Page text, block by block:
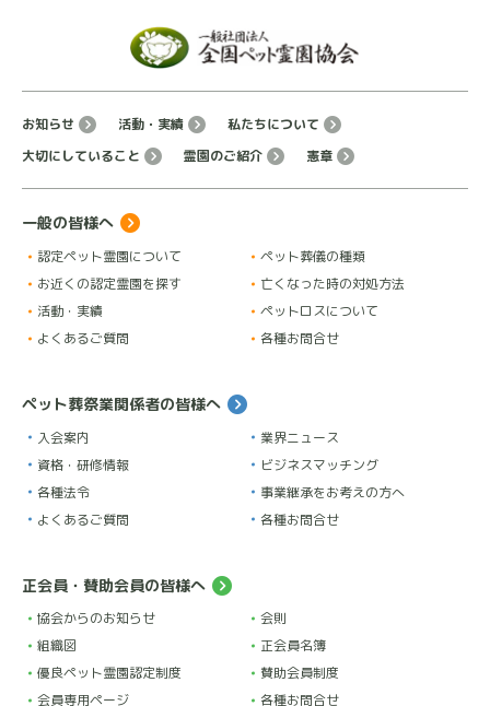
佐野良太郎
★★★★★
3 か月前
とても親切で優しい住職とスタッフさんで電話での対
応も分かりやすく丁寧で
素晴らしい火葬を済ませることが出来ました。お骨も
持ち帰る為の骨壷も用意してあり大変満足致しまし
た。
住職はじめスタッフの皆様ありがとうございました。
山梨県から来ました。
モカ
1 か月前
大好きな家族の一員である初めての愛犬が亡くなり茫
親切で優しい心遣いと丁寧な対応がありがたかったで
す。
人と同じように丁寧な、お経をあげて下さり家族全員
でお骨を拾う事ができ
お知らせ 活動・実績
私たちについて
大切にしていること
霊園のご紹介 憲章
一般の皆様へ
認定ペット霊園について
ペット葬儀の種類
お近くの認定霊園を探す
亡くなった時の対処方法
活動・実績
ペットロスについて
よくあるご質問
各種お問合せ
ペット葬祭業関係者の皆様へ
入会案内
業界ニュース
資格・研修情報
ビジネスマッチング
各種法令
事業継承をお考えの方へ
よくあるご質問
各種お問合せ
正会員・賛助会員の皆様へ
協会からのお知らせ
会則
組織図
正会員名簿
優良ペット霊園認定制度
賛助会員制度
会員専用ページ
各種お問合せ